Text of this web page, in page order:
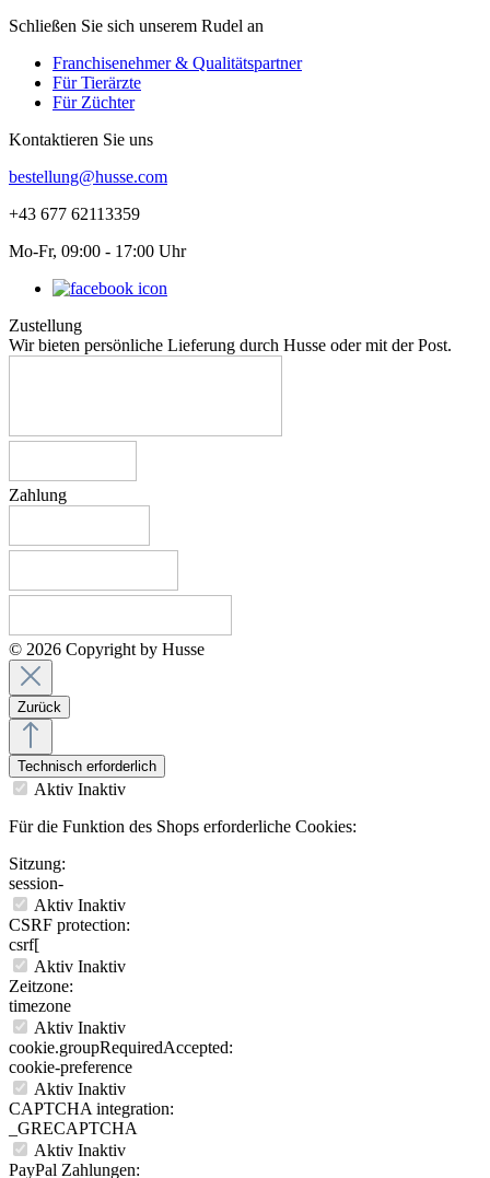
Schließen Sie sich unserem Rudel an
Franchisenehmer & Qualitätspartner
Für Tierärzte
Für Züchter
Kontaktieren Sie uns
bestellung@husse.com
+43 677 62113359
Mo-Fr, 09:00 - 17:00 Uhr
Zustellung
Wir bieten persönliche Lieferung durch Husse oder mit der Post.
Zahlung
© 2026 Copyright by Husse
Zurück
Technisch erforderlich
Aktiv Inaktiv
Für die Funktion des Shops erforderliche Cookies:
Sitzung:
session-
Aktiv Inaktiv
CSRF protection:
csrf[
Aktiv Inaktiv
Zeitzone:
timezone
Aktiv Inaktiv
cookie.groupRequiredAccepted:
cookie-preference
Aktiv Inaktiv
CAPTCHA integration:
_GRECAPTCHA
Aktiv Inaktiv
PayPal Zahlungen: